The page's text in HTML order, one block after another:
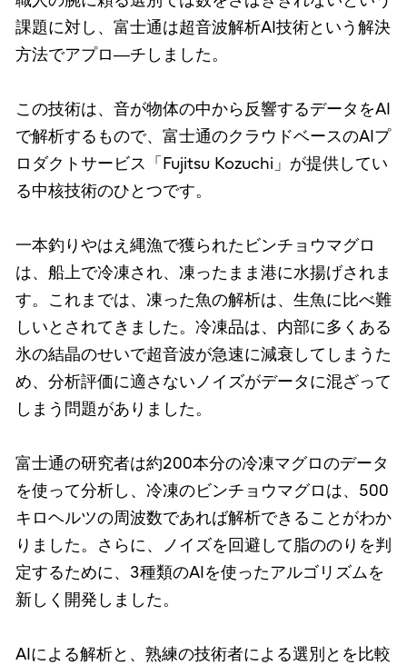
課題に対し、富士通は超音波解析AI技術という解決
方法でアプロ―チしました。
この技術は、音が物体の中から反響するデータをAI
で解析するもので、富士通のクラウドベースのAIプ
ロダクトサービス「Fujitsu Kozuchi」が提供してい
る中核技術のひとつです。
一本釣りやはえ縄漁で獲られたビンチョウマグロ
は、船上で冷凍され、凍ったまま港に水揚げされま
す。これまでは、凍った魚の解析は、生魚に比べ難
しいとされてきました。冷凍品は、内部に多くある
氷の結晶のせいで超音波が急速に減衰してしまうた
め、分析評価に適さないノイズがデータに混ざって
しまう問題がありました。
富士通の研究者は約200本分の冷凍マグロのデータ
を使って分析し、冷凍のビンチョウマグロは、500
キロヘルツの周波数であれば解析できることがわか
りました。さらに、ノイズを回避して脂ののりを判
定するために、3種類のAIを使ったアルゴリズムを
新しく開発しました。
AIによる解析と、熟練の技術者による選別とを比較